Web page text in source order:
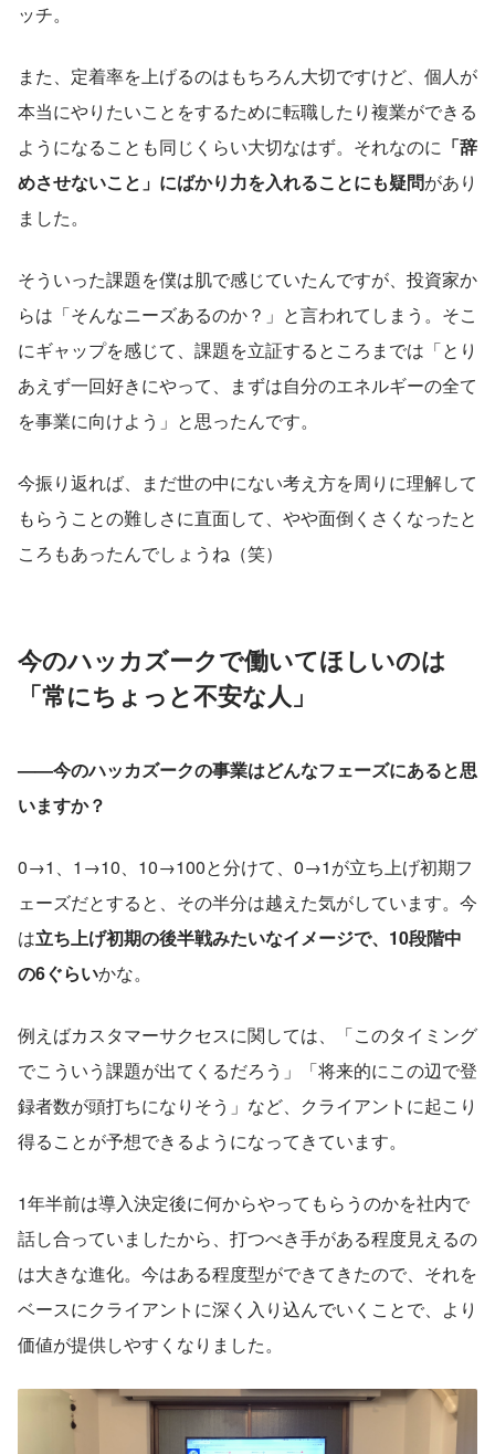
ッチ。
また、定着率を上げるのはもちろん大切ですけど、個人が
本当にやりたいことをするために転職したり複業ができる
ようになることも同じくらい大切なはず。それなのに 「辞
めさせないこと」にばかり力を入れることにも疑問があり
ました。
そういった課題を僕は肌で感じていたんですが、投資家か
らは「そんなニーズあるのか？」と言われてしまう。そこ
にギャップを感じて、課題を立証するところまでは「とり
あえず一回好きにやって、まずは自分のエネルギーの全て
を事業に向けよう」と思ったんです。
今振り返れば、まだ世の中にない考え方を周りに理解して
もらうことの難しさに直面して、やや面倒くさくなったと
ころもあったんでしょうね（笑）
今のハッカズークで働いてほしいのは
「常にちょっと不安な人」
——今のハッカズークの事業はどんなフェーズにあると思
いますか？
0→1、1→10、10→100と分けて、0→1が立ち上げ初期フ
ェーズだとすると、その半分は越えた気がしています。今
は立ち上げ初期の後半戦みたいなイメージで、10段階中
の6ぐらいかな。
例えばカスタマーサクセスに関しては、「このタイミング
でこういう課題が出てくるだろう」「将来的にこの辺で登
録者数が頭打ちになりそう」など、クライアントに起こり
得ることが予想できるようになってきています。
1年半前は導入決定後に何からやってもらうのかを社内で
話し合っていましたから、打つべき手がある程度見えるの
は大きな進化。今はある程度型ができてきたので、それを
ベースにクライアントに深く入り込んでいくことで、より
価値が提供しやすくなりました。